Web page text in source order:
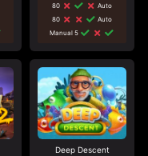
80
Auto
80
Auto
Manual 5
Deep Descent